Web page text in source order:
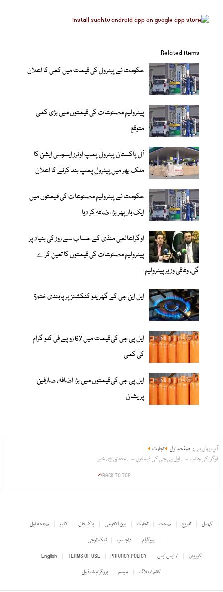
Related items
حکومت نے پیٹرول کی قیمت میں کمی کا اعلان
پیٹرولیم مصنوعات کی قیمتوں میں بڑی کمی
متوقع
آل پاکستان پیٹرول پمپ اونرز ایسوسی ایشن کا
ملک بھر میں پیٹرول پمپ بند کرنے کا اعلان
حکومت نے پیٹرولیم مصنوعات کی قیمتوں میں
ایک بار پھر بڑا اضافہ کر دیا
اوگراعالمی منڈی کے حساب سے روز کی بنیاد پر
پیٹرولیم مصنوعات کی قیمتوں کا تعین کرے
گی، وفاقی وزیر پیٹرولیم
ایل این جی کے گھریلو کنکشنز پر پابندی ختم؟
ایل پی جی کی قیمت میں 67 روپے فی کلو گرام
کی کمی
ایل پی جی کی قیمتوں میں بڑا اضافہ، صارفین
پریشان
آپ یہاں ہیں: صفحہ اول
تجارت
اوگرا کی جانب سے ایل پی جی کی قیمتوں سے متعلق بڑی خبر
BACK TO TOP
صفحہ اول لائیو پاکستان بین الاقوامی تجارت صحت تفریح
کھیل
ٹیکنالوجی
دلچسپ
پروگرام
English
TERMS OF USE PRIVACY POLICY آر ایس ایس
کیریئرز
پروگرام شیڈول
موسم کالم / بلاگ